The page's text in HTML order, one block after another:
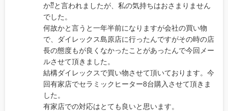
か⁇と言われましたが、私の気持ちはおさまりません
でした。
何故かと言うと一年半前になりますが会社の買い物
で、ダイレックス島原店に行ったんですがその時の店
長の態度もが良くなかったことがあったんで今回メー
ルさせて頂きました。
結構ダイレックスで買い物させて頂いております。今
回有家店でセラミックヒーター8台購入させて頂きま
した。
有家店での対応はとても良いと思います。